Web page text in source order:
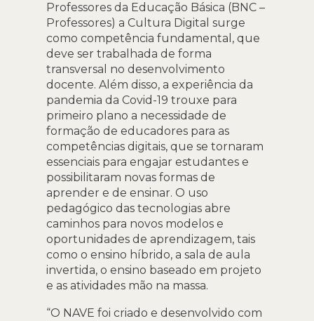
Professores da Educação Básica (BNC –
Professores) a Cultura Digital surge
como competência fundamental, que
deve ser trabalhada de forma
transversal no desenvolvimento
docente. Além disso, a experiência da
pandemia da Covid-19 trouxe para
primeiro plano a necessidade de
formação de educadores para as
competências digitais, que se tornaram
essenciais para engajar estudantes e
possibilitaram novas formas de
aprender e de ensinar. O uso
pedagógico das tecnologias abre
caminhos para novos modelos e
oportunidades de aprendizagem, tais
como o ensino híbrido, a sala de aula
invertida, o ensino baseado em projeto
e as atividades mão na massa.
“O NAVE foi criado e desenvolvido com